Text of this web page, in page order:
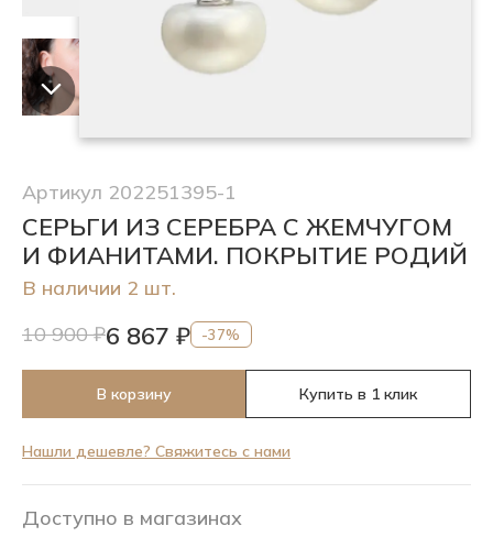
Артикул 202251395-1
СЕРЬГИ ИЗ СЕРЕБРА С ЖЕМЧУГОМ
И ФИАНИТАМИ. ПОКРЫТИЕ РОДИЙ
В наличии 2 шт.
10 900 ₽6 867 ₽ -37%
В корзину Купить в 1 клик
Нашли дешевле? Свяжитесь с нами
Доступно в магазинах